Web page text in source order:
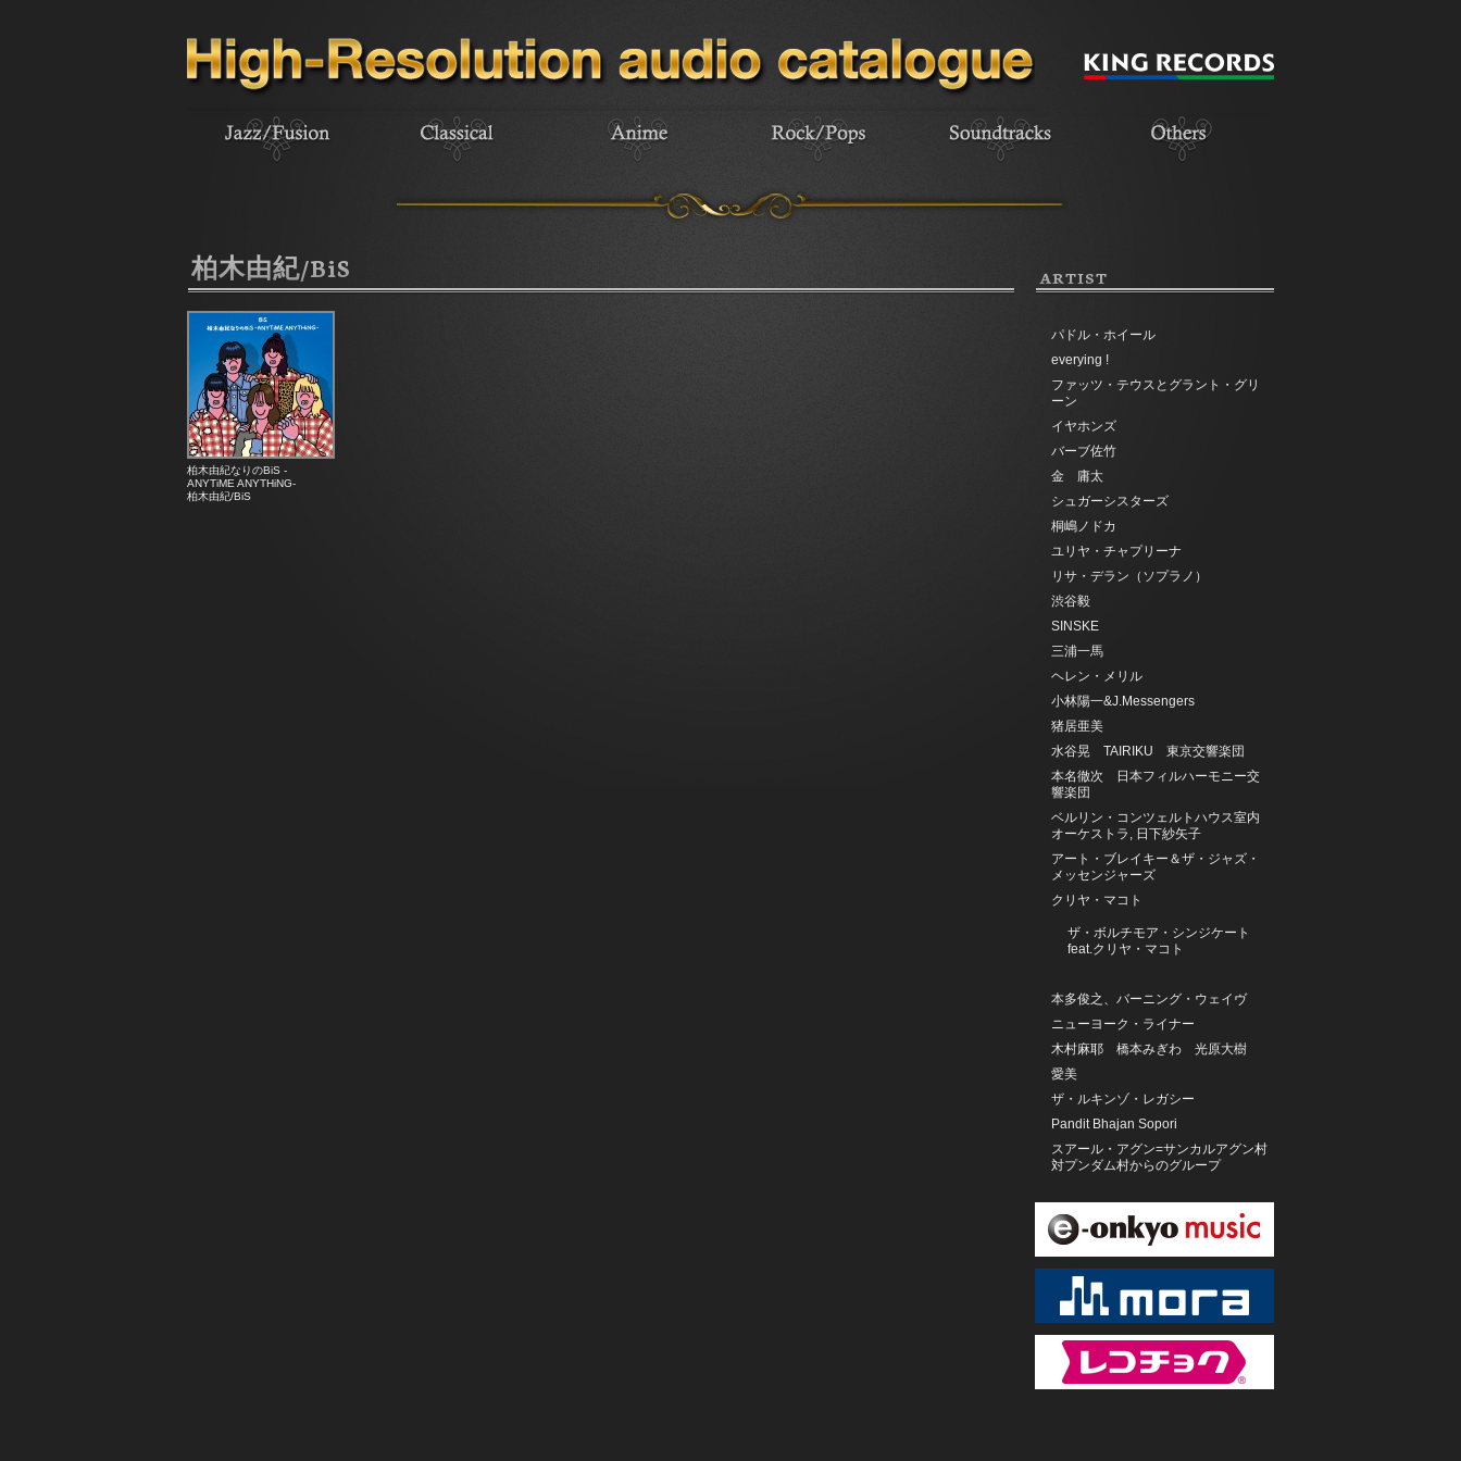
柏木由紀/BiS
柏木由紀なりのBiS -
ANYTiME ANYTHiNG-
柏木由紀/BiS
ARTIST
パドル・ホイール
everying !
ファッツ・テウスとグラント・グリ
ーン
イヤホンズ
バーブ佐竹
金 庸太
シュガーシスターズ
桐嶋ノドカ
ユリヤ・チャプリーナ
リサ・デラン（ソプラノ）
渋谷毅
SINSKE
三浦一馬
ヘレン・メリル
小林陽一&J.Messengers
猪居亜美
水谷晃 TAIRIKU 東京交響楽団
本名徹次 日本フィルハーモニー交
響楽団
ベルリン・コンツェルトハウス室内
オーケストラ, 日下紗矢子
アート・ブレイキー＆ザ・ジャズ・
メッセンジャーズ
クリヤ・マコト
ザ・ボルチモア・シンジケート
feat.クリヤ・マコト
本多俊之、バーニング・ウェイヴ
ニューヨーク・ライナー
木村麻耶 橋本みぎわ 光原大樹
愛美
ザ・ルキンゾ・レガシー
Pandit Bhajan Sopori
スアール・アグン=サンカルアグン村
対プンダム村からのグループ
カクル」
ガンバン・スンブウッ/スカル・マド
ゥ・スアラ
パイクーヤオ族の人々
Los Duarte
オオサカ・シオン・ウインド・オー
ケストラ
尾高忠明 NHK交響楽団
丸山圭子